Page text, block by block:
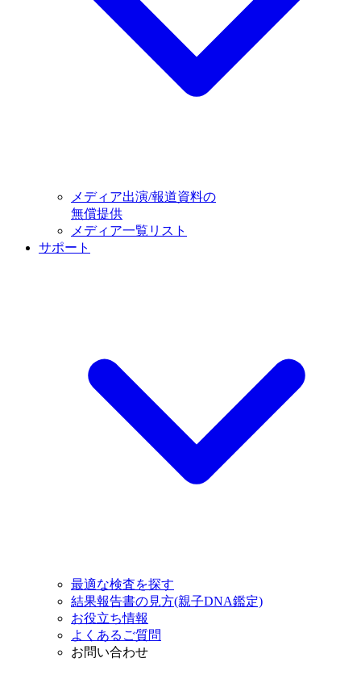
メディア出演/報道資料の
無償提供
メディア一覧リスト
サポート
最適な検査を探す
結果報告書の見方(親子DNA鑑定)
お役立ち情報
よくあるご質問
お問い合わせ